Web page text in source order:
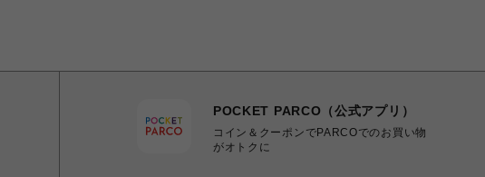
POCKET PARCO（公式アプリ）
コイン＆クーポンでPARCOでのお買い物
がオトクに